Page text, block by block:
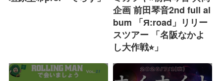
企画 前田琴音2nd full al
bum 「Я:road」リリー
スツアー 「名阪なかよ
し大作戦⭐︎」